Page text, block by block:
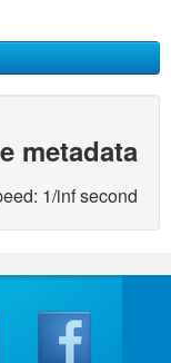
כתיבת תגובה
האימייל לא יוצג
שם*
metadata
1/inf second